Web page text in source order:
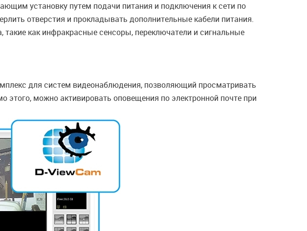
установку путем подачи питания и подключения к сети по
отверстия и прокладывать дополнительные кабели питания.
как инфракрасные сенсоры, переключатели и сигнальные
для систем видеонаблюдения, позволяющий просматривать
можно активировать оповещения по электронной почте при